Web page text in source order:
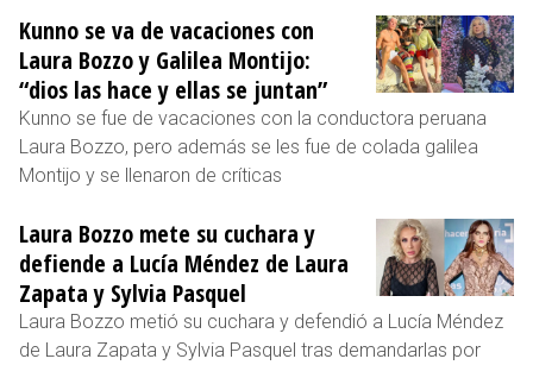
Kunno se va de vacaciones con
Laura Bozzo y Galilea Montijo:
“dios las hace y ellas se juntan”
Kunno se fue de vacaciones con la conductora peruana
Laura Bozzo, pero además se les fue de colada galilea
Montijo y se llenaron de críticas
Laura Bozzo mete su cuchara y
defiende a Lucía Méndez de Laura
Zapata y Sylvia Pasquel
Laura Bozzo metió su cuchara y defendió a Lucía Méndez
de Laura Zapata y Sylvia Pasquel tras demandarlas por